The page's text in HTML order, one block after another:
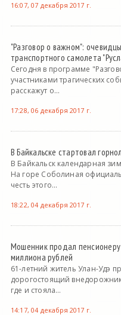
16:07, 07 декабря 2017 г.
"Разговор о важном":
транспортного самолета
Сегодня в программе
участниками трагических
расскажут о...
17:28, 06 декабря 2017 г.
В Байкальске стартовал
В Байкальск календарная
На горе Соболиная
честь этого...
18:22, 04 декабря 2017 г.
Мошенник продал
миллиона рублей
61-летний житель Улан-Удэ
дорогостоящий
где и стояла...
14:17, 04 декабря 2017 г.